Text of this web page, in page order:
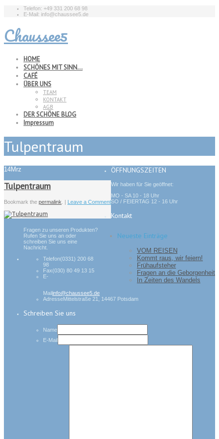
Telefon: +49 331 200 68 98
E-Mail: info@chaussee5.de
Chaussee5
HOME
SCHÖNES MIT SINN…
CAFÉ
ÜBER UNS
TEAM
KONTAKT
AGB
DER SCHÖNE BLOG
Impressum
Tulpentraum
14Mrz
Tulpentraum
Bookmark the permalink . | Leave a Comment
Neueste Einträge
VOM REISEN
Kommt raus, wir feiern!
Frühaufsteher
Fragen an die Geborgenheit
In Zeiten des Wandels
ÖFFNUNGSZEITEN
Wir haben für Sie geöffnet:
MO - SA 10 - 18 Uhr
SO / FEIERTAG 12 - 16 Uhr
Kontakt
Fragen zu unseren Produkten?
Rufen Sie uns an oder
schreiben Sie uns eine
Nachricht.
Telefon(0331) 200 68
98
Fax(030) 80 49 13 15
E-
Mailinfo@chaussee5.de
AdresseMittelstraße 21, 14467 Potsdam
Schreiben Sie uns
Name
E-Mail